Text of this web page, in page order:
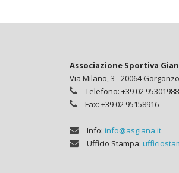
Associazione Sportiva
Via Milano, 3 - 20064
Telefono: +39 02 95301988
Fax: +39 02 95158916
Info: info@asgiana.it
Ufficio Stampa: